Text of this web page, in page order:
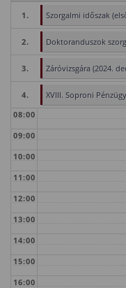
1. Szorgalmi időszak
2. Doktoranduszok
3. Záróvizsgára (2024.
4.
XVIII. Soproni
08:00
09:00
10:00
11:00
12:00
13:00
14:00
15:00
16:00